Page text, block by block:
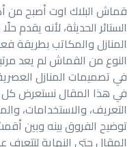
قماش البلاك اوت أصبح من
الستائر الحديثة، لأنه يقدم
المنازل والمكاتب بطريقة
النوع من القماش لم يعد
في تصميمات المنازل
في هذا المقال نستعرض
التعريف، والاستخدامات،
توضيح الفروق بينه وبين
المقال حتى النهاية لتتعرف